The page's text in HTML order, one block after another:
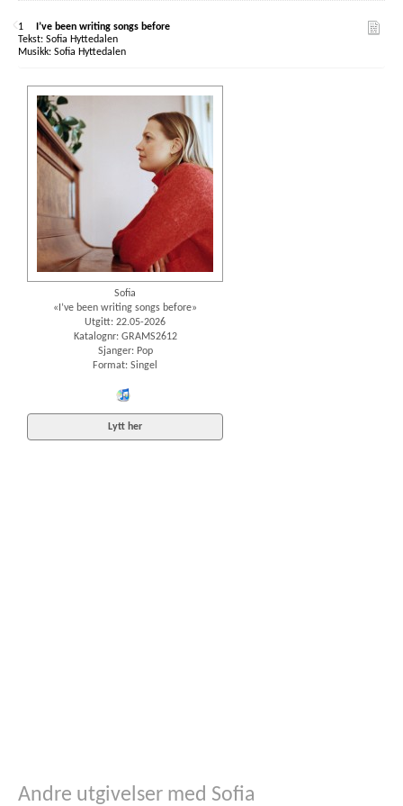
1
I’ve been writing songs before
Sofia Hyttedalen
Sofia Hyttedalen
Sofia
«I’ve been writing songs before»
Utgitt: 22.05-2026
Katalognr: GRAMS2612
Sjanger: Pop
Format: Singel
Lytt her
Andre utgivelser med Sofia